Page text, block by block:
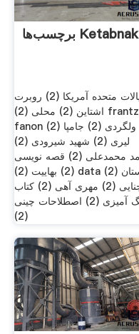
برچسب‌ها Ketabnak
ایالات متحده آمریکا (2) روبرت
اشتاین (2) محلی (2) frantz
fanon (2) ولگردی (2) جامپا
لیری (2) شهید شیرودی (2)
محمد محمدعلی (2) قصه نویسی
(2) بهاییت (2) data (2) داستان
جنایی (2) مهری آهی (2) کتاب
رنگ آمیزی (2) اصطلاحات چینی
(2)